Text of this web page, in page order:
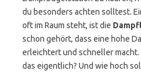
du besonders achten solltest.
oft im Raum steht, ist die
schon gehört, dass eine hohe
erleichtert und schneller
das eigentlich? Und wie hoch